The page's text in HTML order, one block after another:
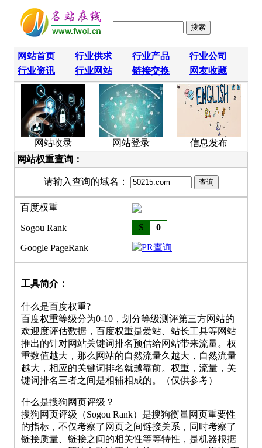
网站首页 行业供求 行业产品
行业公司
行业资讯
行业网站 链接交换 网友收藏
网站收录 网站登录
信息发布
网站权重查询：
请输入查询的域名：
百度权重
Sogou Rank S 0
Google PageRank
工具简介：
什么是百度权重?
百度权重等级分为0-10，划分等级测评第三方网站的
欢迎度评估数据，百度权重是爱站、站长工具等网站
推出的针对网站关键词排名预估给网站带来流量。权
重数值越大，那么网站的自然流量久越大，自然流量
越大，相应的关键词排名就越靠前。权重，流量，关
键词排名三者之间是相辅相成的。（仅供参考）
什么是搜狗网页评级？
搜狗网页评级（Sogou Rank）是搜狗衡量网页重要性
的指标，不仅考察了网页之间链接关系，同时考察了
链接质量、链接之间的相关性等等特性，是机器根据